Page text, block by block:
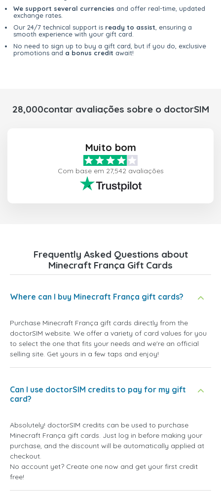
We support several currencies and offer real-time, updated
exchange rates.
Our 24/7 technical support is ready to assist , ensuring a
smooth experience with your gift card.
No need to sign up to buy a gift card, but if you do, exclusive
promotions and a bonus credit await!
28,000contar avaliações sobre o doctorSIM
Muito bom
Com base em 27,542 avaliações
Frequently Asked Questions about
Minecraft França Gift Cards
Where can I buy Minecraft França gift cards?
Purchase Minecraft França gift cards directly from the
doctorSIM website. We offer a variety of card values for you
to select the one that fits your needs and we're an official
selling site. Get yours in a few taps and enjoy!
Can I use doctorSIM credits to pay for my gift
card?
Absolutely! doctorSIM credits can be used to purchase
Minecraft França gift cards. Just log in before making your
purchase, and the discount will be automatically applied at
checkout.
No account yet? Create one now and get your first credit
free!